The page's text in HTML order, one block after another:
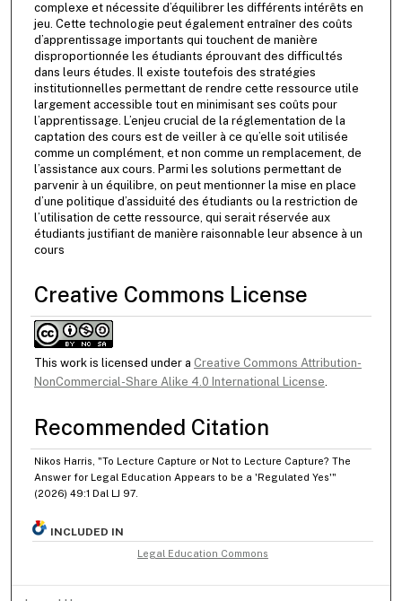
complexe et nécessite d’équilibrer les différents intérêts en
jeu. Cette technologie peut également entraîner des coûts
d’apprentissage importants qui touchent de manière
disproportionnée les étudiants éprouvant des difficultés
dans leurs études. Il existe toutefois des stratégies
institutionnelles permettant de rendre cette ressource utile
largement accessible tout en minimisant ses coûts pour
l’apprentissage. L’enjeu crucial de la réglementation de la
captation des cours est de veiller à ce qu’elle soit utilisée
comme un complément, et non comme un remplacement, de
l’assistance aux cours. Parmi les solutions permettant de
parvenir à un équilibre, on peut mentionner la mise en place
d’une politique d’assiduité des étudiants ou la restriction de
l’utilisation de cette ressource, qui serait réservée aux
étudiants justifiant de manière raisonnable leur absence à un
cours
Creative Commons License
This work is licensed under a Creative Commons Attribution-
NonCommercial-Share Alike 4.0 International License.
Recommended Citation
Nikos Harris, "To Lecture Capture or Not to Lecture Capture? The
Answer for Legal Education Appears to be a 'Regulated Yes'"
(2026) 49:1 Dal LJ 97.
INCLUDED IN
Legal Education Commons